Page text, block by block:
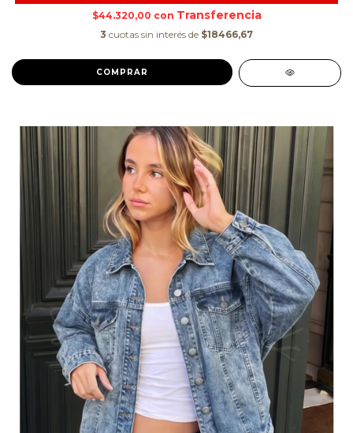
$44.320,00 con
3 cuotas sin interés de $18466,67
COMPRAR